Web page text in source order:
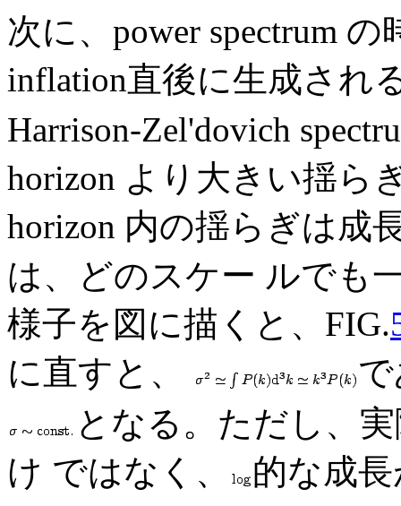
次に、power spectrum
inflation直後に生成され
Harrison-Zel'dovich
horizon より大きい揺ら
horizon 内の揺らぎは成
は、どのスケー ルでも
様子を図に描くと、FIG.
に直すと、
となる。ただし、
け ではなく、
的な成